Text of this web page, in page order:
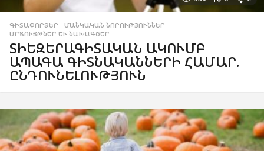
ԳԻՏԱՓՈՐՁԵՐ ,ՄԱՆԿԱԿԱՆ ՆՈՐՈՒԹՅՈՒՆՆԵՐ
ՄՐՑՈՒՅԹՆԵՐ ԵՒ ՆԱԽԱԳԾԵՐ
ՏԻԵԶԵՐԱԳԻՏԱԿԱՆ ԱԿՈՒՄԲ
ԱՊԱԳԱ ԳԻՏՆԱԿԱՆՆԵՐԻ ՀԱՄԱՐ.
ԸՆԴՈՒՆԵԼՈՒԹՅՈՒՆ